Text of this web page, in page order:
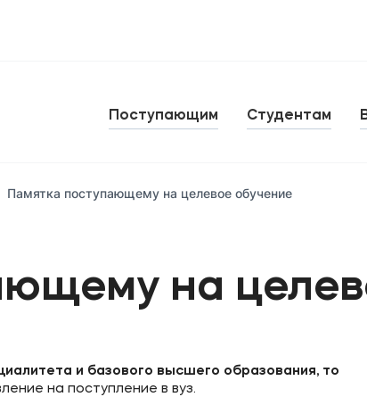
Поступающим Студентам
Памятка поступающему на целевое обучение
на
и базового высшего образования, то
на поступление в вуз.